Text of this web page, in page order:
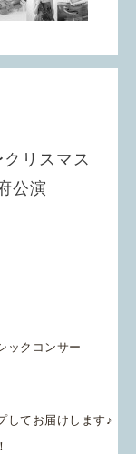
リスマス
公演
ックコンサー
してお届けします♪